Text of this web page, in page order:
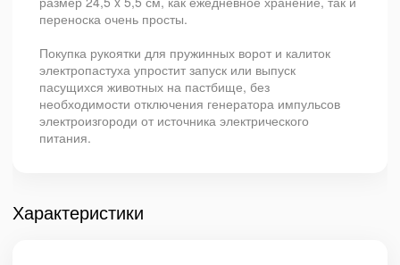
переноска очень просты.
Покупка рукоятки для пружинных ворот и калиток
электропастуха упростит запуск или выпуск
пасущихся животных на пастбище, без
необходимости отключения генератора импульсов
электроизгороди от источника электрического
питания.
Характеристики